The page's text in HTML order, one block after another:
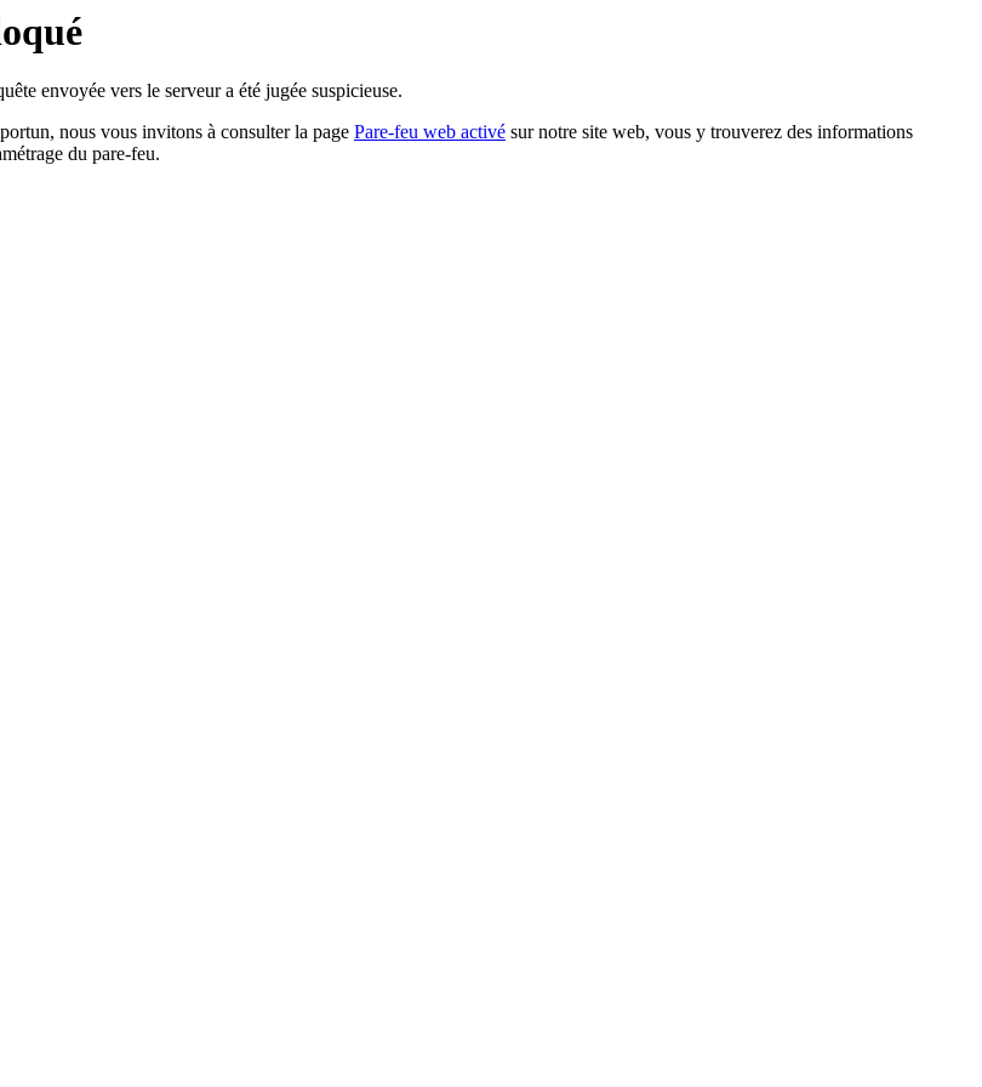
envoyée vers le serveur a été jugée suspicieuse.
nous vous invitons à consulter la page Pare-feu web activé sur notre site web, vous y trouverez des informations
du pare-feu.